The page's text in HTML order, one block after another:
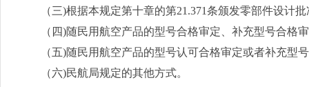
（三)根据本规定第十章的第21.371条颁发零部件设计
（四)随民用航空产品的型号合格审定、补充型号合格
（五)随民用航空产品的型号认可合格审定或者补充型
（六)民航局规定的其他方式。